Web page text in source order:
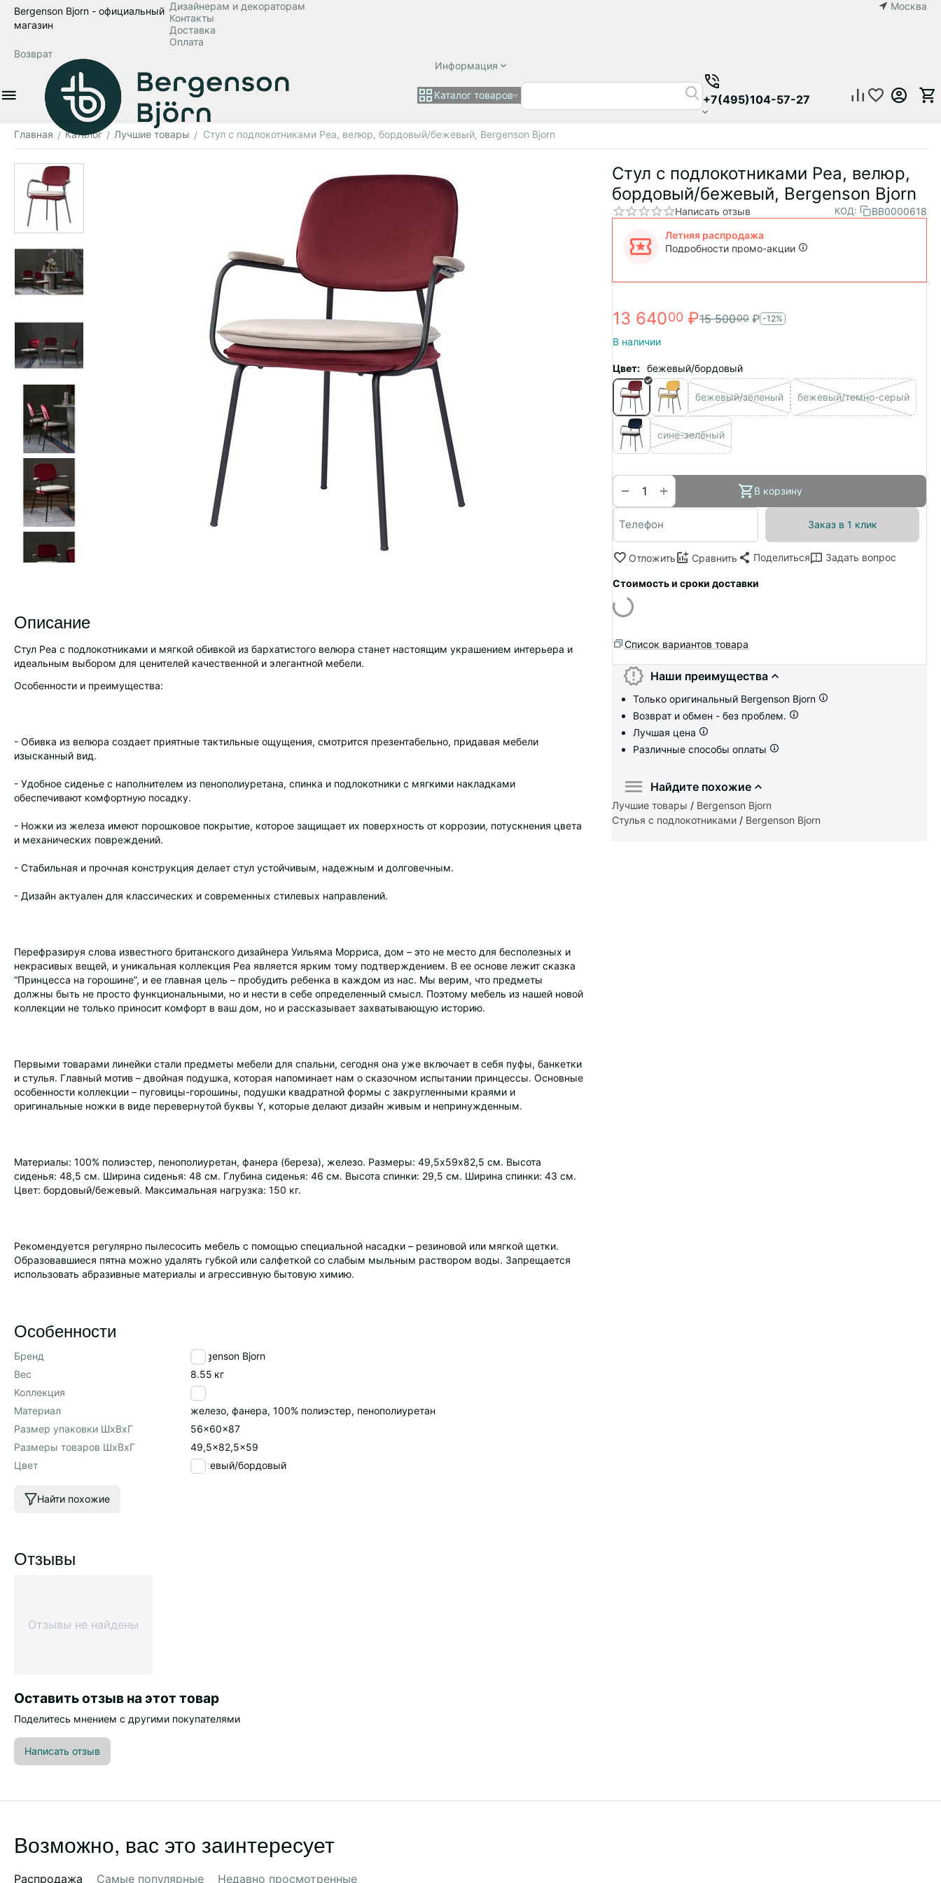
Bergenson Bjorn - официальный
магазин
Москва
Дизайнерам и декораторам
Контакты
Доставка
Оплата
Возврат
Информация
Каталог товаров +7(495)104-57-27
Главная / Каталог / Лучшие товары / Стул с подлокотниками Pea, велюр, бордовый/бежевый, Bergenson Bjorn
Стул с подлокотниками Pea, велюр,
бордовый/бежевый, Bergenson Bjorn
Написать отзыв КОД: BB0000618
Летняя распродажа
Подробности промо-акции
13 64000 ₽15 50000 ₽ -12%
В наличии
Цвет: бежевый/бордовый
бежевый/зеленый бежевый/темно-серый
сине-зелёный
+
− В корзину
Заказ в 1 клик
Отложить Сравнить Поделиться Задать вопрос
Стоимость и сроки доставки
Список вариантов товара
Наши преимущества
Только оригинальный Bergenson Bjorn
Возврат и обмен - без проблем.
Лучшая цена
Различные способы оплаты
Найдите похожие
Лучшие товары / Bergenson Bjorn
Стулья с подлокотниками / Bergenson Bjorn
Описание
Стул Pea с подлокотниками и мягкой обивкой из бархатистого велюра станет настоящим украшением интерьера и
идеальным выбором для ценителей качественной и элегантной мебели.
Особенности и преимущества:
- Обивка из велюра создает приятные тактильные ощущения, смотрится презентабельно, придавая мебели
изысканный вид.
- Удобное сиденье с наполнителем из пенополиуретана, спинка и подлокотники с мягкими накладками
обеспечивают комфортную посадку.
- Ножки из железа имеют порошковое покрытие, которое защищает их поверхность от коррозии, потускнения цвета
и механических повреждений.
- Стабильная и прочная конструкция делает стул устойчивым, надежным и долговечным.
- Дизайн актуален для классических и современных стилевых направлений.
Перефразируя слова известного британского дизайнера Уильяма Морриса, дом – это не место для бесполезных и
некрасивых вещей, и уникальная коллекция Pea является ярким тому подтверждением. В ее основе лежит сказка
“Принцесса на горошине”, и ее главная цель – пробудить ребенка в каждом из нас. Мы верим, что предметы
должны быть не просто функциональными, но и нести в себе определенный смысл. Поэтому мебель из нашей новой
коллекции не только приносит комфорт в ваш дом, но и рассказывает захватывающую историю.
Первыми товарами линейки стали предметы мебели для спальни, сегодня она уже включает в себя пуфы, банкетки
и стулья. Главный мотив – двойная подушка, которая напоминает нам о сказочном испытании принцессы. Основные
особенности коллекции – пуговицы-горошины, подушки квадратной формы с закругленными краями и
оригинальные ножки в виде перевернутой буквы Y, которые делают дизайн живым и непринужденным.
Материалы: 100% полиэстер, пенополиуретан, фанера (береза), железо. Размеры: 49,5х59х82,5 см. Высота
сиденья: 48,5 см. Ширина сиденья: 48 см. Глубина сиденья: 46 см. Высота спинки: 29,5 см. Ширина спинки: 43 см.
Цвет: бордовый/бежевый. Максимальная нагрузка: 150 кг.
Рекомендуется регулярно пылесосить мебель с помощью специальной насадки – резиновой или мягкой щетки.
Образовавшиеся пятна можно удалять губкой или салфеткой со слабым мыльным раствором воды. Запрещается
использовать абразивные материалы и агрессивную бытовую химию.
Особенности
Бренд
Bergenson Bjorn
Вес
8.55 кг
Коллекция
Pea
Материал
железо, фанера, 100% полиэстер, пенополиуретан
Размер упаковки ШхВхГ
56x60x87
Размеры товаров ШхВхГ
49,5x82,5x59
Цвет
бежевый/бордовый
Найти похожие
Отзывы
Отзывы не найдены
Оставить отзыв на этот товар
Поделитесь мнением с другими покупателями
Написать отзыв
Возможно, вас это заинтересует
Распродажа Самые популярные Недавно просмотренные